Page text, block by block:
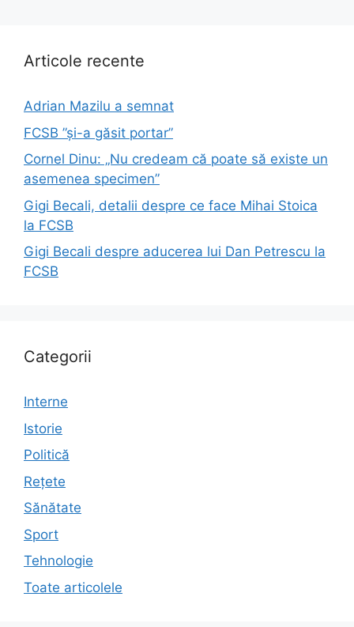
Articole recente
Adrian Mazilu a semnat
FCSB ”și-a găsit portar”
Cornel Dinu: „Nu credeam că poate să existe un
asemenea specimen”
Gigi Becali, detalii despre ce face Mihai Stoica
la FCSB
Gigi Becali despre aducerea lui Dan Petrescu la
FCSB
Categorii
Interne
Istorie
Politică
Rețete
Sănătate
Sport
Tehnologie
Toate articolele